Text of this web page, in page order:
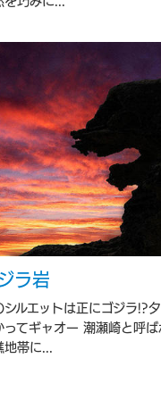
ラ岩
シルエットは正にゴジラ!?
ってギャオー 潮瀬崎と呼ば
地帯に...